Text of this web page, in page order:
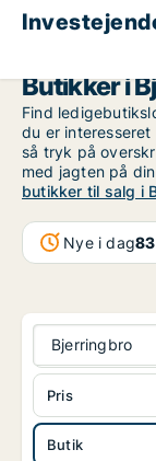
Butikker i
Find
du er
så tryk på
med jagten på
butikker til salg i
Nye i dag83
Bjerringbro
Butik
Pris